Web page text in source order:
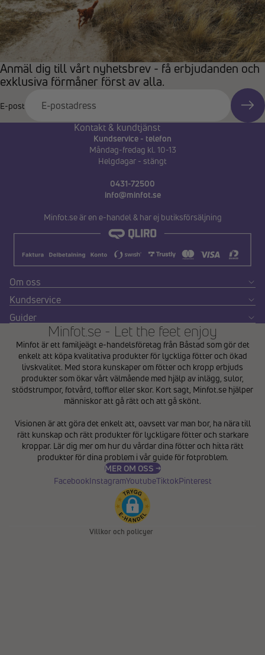
Anmäl dig till vårt nyhetsbrev - få erbjudanden och
exklusiva förmåner först av alla.
E-post
Kontakt & kundtjänst
Kundservice - telefon
Måndag-fredag kl. 10-13
Helgdagar - stängt
0431-72500
info@minfot.se
Minfot.se är en e-handel & har ej butiksförsäljning
Om oss
Kundservice
Guider
Minfot.se - Let the feet enjoy
Minfot är ett familjeägt e-handelsföretag från Båstad som gör det
enkelt att köpa kvalitativa produkter för lyckliga fötter och ökad
livskvalitet. Med stora kunskaper om fötter och kropp erbjuds
produkter som ökar vårt välmående med hjälp av inlägg, sulor,
stödstrumpor, fotvård, tofflor eller skor. Kort sagt, Minfot.se hjälper
människor att gå rätt och att gå skönt.
Visionen är att göra det enkelt att, oavsett var man bor, ha nära till
rätt kunskap och rätt produkter för lyckligare fötter och starkare
kroppar. Lär dig mer om hur du vårdar dina fötter och hitta rätt
produkter för dina problem i vårguide för fotproblem.
MER OM OSS →
FacebookInstagramYoutubeTiktokPinterest
Villkor och policyer
Återbetalningspolicy
Användarvillkor
Fraktpolicy
Kontaktinformation
Avbeställningspolicy
Rättsligt meddelande